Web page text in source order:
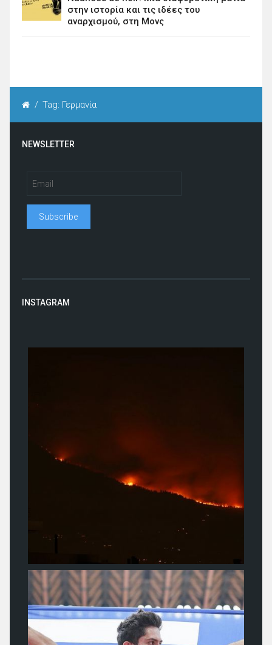
στην ιστορία και τις ιδέες του
αναρχισμού, στη Μονς
/ Tag: Γερμανία
NEWSLETTER
INSTAGRAM